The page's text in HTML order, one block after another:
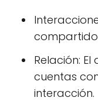
Relación:
cuentas
interacción.